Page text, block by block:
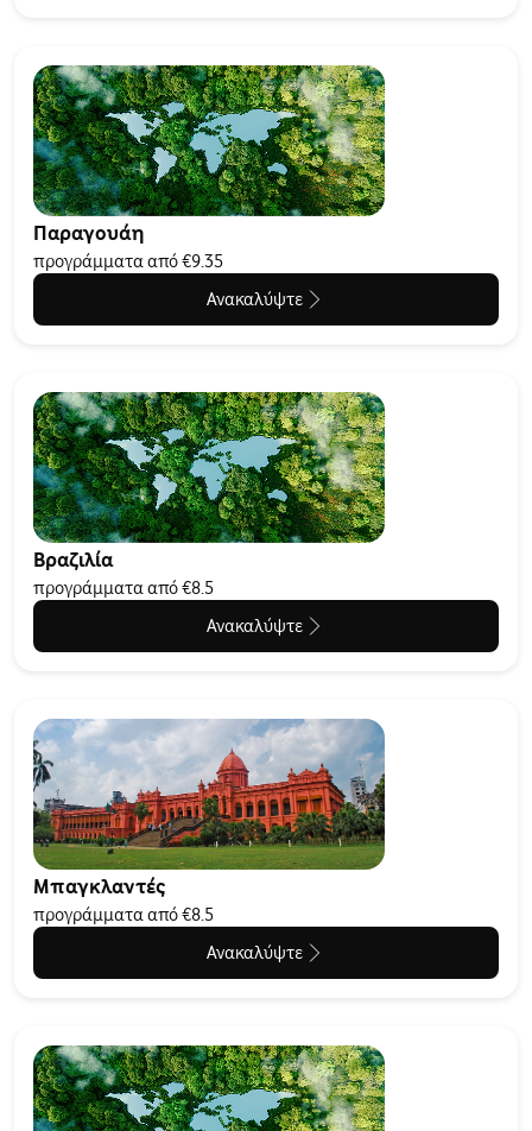
Παραγουάη
προγράμματα από €9.35
Ανακαλύψτε
Βραζιλία
προγράμματα από €8.5
Ανακαλύψτε
Μπαγκλαντές
προγράμματα από €8.5
Ανακαλύψτε